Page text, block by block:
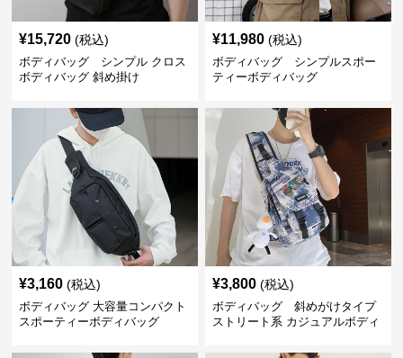
¥15,720 (税込)
ボディバッグ シンプル クロス
ボディバッグ 斜め掛け
¥11,980 (税込)
ボディバッグ シンプルスポー
ティーボディバッグ
¥3,160 (税込)
ボディバッグ 大容量コンパクト
スポーティーボディバッグ
¥3,800 (税込)
ボディバッグ 斜めがけタイプ
ストリート系 カジュアルボディ